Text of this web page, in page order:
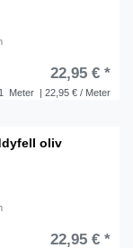
1 Meter | 22,95 € / Meter
22,95 € *
oliv
22,95 € *